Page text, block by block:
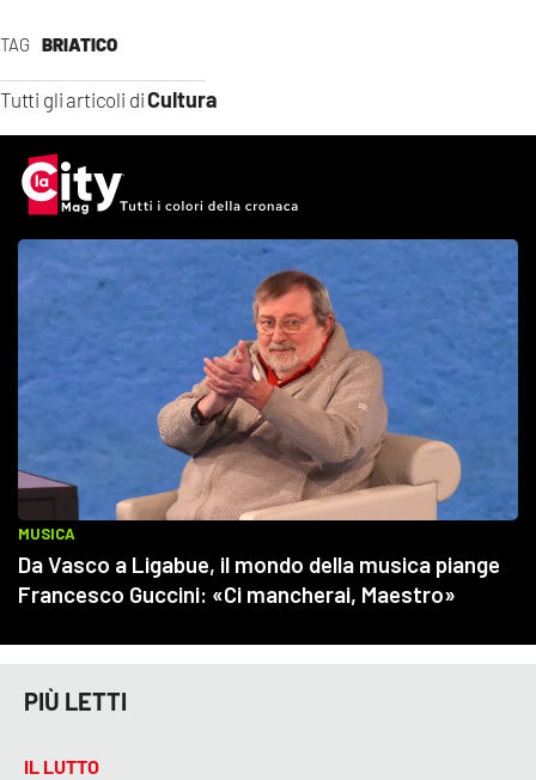
TAG BRIATICO
Tutti gli articoli diCultura
PIÙ LETTI
IL LUTTO